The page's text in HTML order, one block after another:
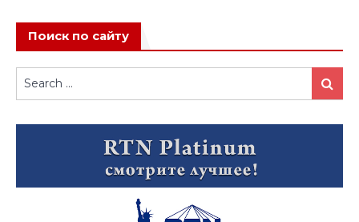
Поиск по сайту
for:
Search